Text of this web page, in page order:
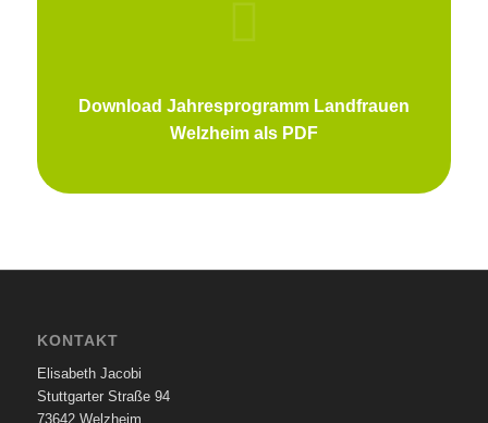
Download Jahresprogramm Landfrauen
Welzheim als PDF
KONTAKT
Elisabeth Jacobi
Stuttgarter Straße 94
73642 Welzheim